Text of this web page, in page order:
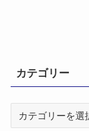
カテゴリー